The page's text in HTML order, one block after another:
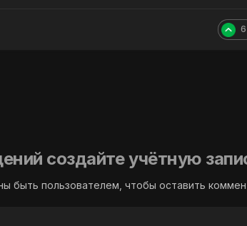
6
создайте учётную
быть пользователем, чтобы оставить